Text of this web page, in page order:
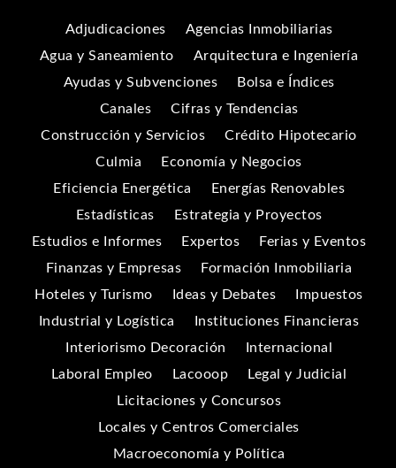
Adjudicaciones
Agencias Inmobiliarias
Agua y Saneamiento
Arquitectura e Ingeniería
Ayudas y Subvenciones
Bolsa e Índices
Canales
Cifras y Tendencias
Construcción y Servicios
Crédito Hipotecario
Culmia
Economía y Negocios
Eficiencia Energética
Energías Renovables
Estadísticas
Estrategia y Proyectos
Estudios e Informes
Expertos
Ferias y Eventos
Finanzas y Empresas
Formación Inmobiliaria
Hoteles y Turismo
Ideas y Debates
Impuestos
Industrial y Logística
Instituciones Financieras
Interiorismo Decoración
Internacional
Laboral Empleo
Lacooop
Legal y Judicial
Licitaciones y Concursos
Locales y Centros Comerciales
Macroeconomía y Política